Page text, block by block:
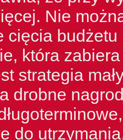
Nie
cięcia
która
strategia
drobne
do